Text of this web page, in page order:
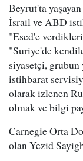
Beyrut'ta
İsrail ve ABD
"Esed'e
"Suriye'de
siyasetçi,
istihbarat
olarak izlenen
olmak ve bilgi
Carnegie Orta
olan Yezid